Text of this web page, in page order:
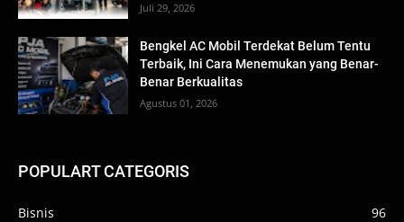
Juli 29, 2026
Bengkel AC Mobil Terdekat Belum Tentu
Terbaik, Ini Cara Menemukan yang Benar-
Benar Berkualitas
Agustus 01, 2026
POPULART CATEGORIS
Bisnis
96